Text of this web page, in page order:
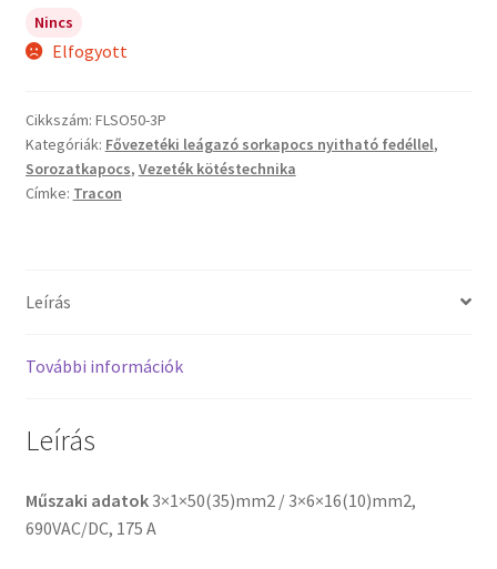
Nincs
Elfogyott
Cikkszám: FLSO50-3P
Kategóriák: Fővezetéki leágazó sorkapocs nyitható fedéllel,
Sorozatkapocs, Vezeték kötéstechnika
Címke: Tracon
Leírás
További információk
Leírás
Műszaki adatok3×1×50(35)mm2 / 3×6×16(10)mm2,
690VAC/DC, 175 A